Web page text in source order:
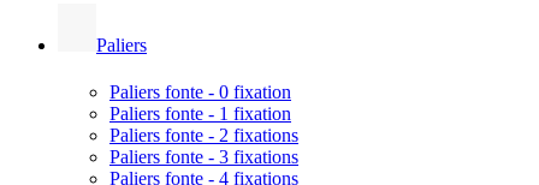
Paliers
Paliers fonte - 0 fixation
Paliers fonte - 1 fixation
Paliers fonte - 2 fixations
Paliers fonte - 3 fixations
Paliers fonte - 4 fixations